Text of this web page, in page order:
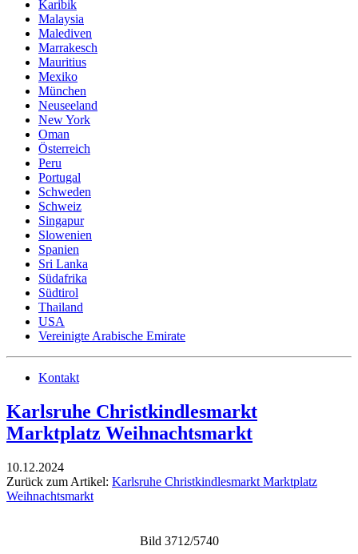
Karibik
Malaysia
Malediven
Marrakesch
Mauritius
Mexiko
München
Neuseeland
New York
Oman
Österreich
Peru
Portugal
Schweden
Schweiz
Singapur
Slowenien
Spanien
Sri Lanka
Südafrika
Südtirol
Thailand
USA
Vereinigte Arabische Emirate
Kontakt
Karlsruhe Christkindlesmarkt
Marktplatz Weihnachtsmarkt
10.12.2024
Zurück zum Artikel: Karlsruhe Christkindlesmarkt Marktplatz
Weihnachtsmarkt
Bild 3712/5740